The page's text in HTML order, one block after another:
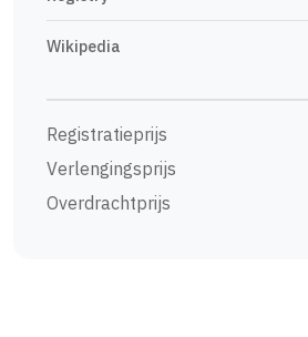
Wikipedia
Registratieprijs
Verlengingsprijs
Overdrachtprijs